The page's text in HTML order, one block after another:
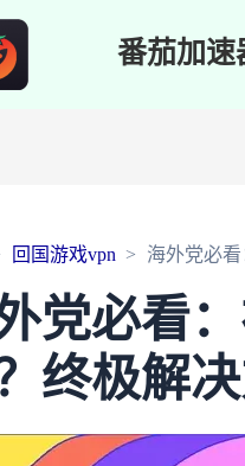
番茄加速
回国游戏vpn 海外党必
党必看
终极解决